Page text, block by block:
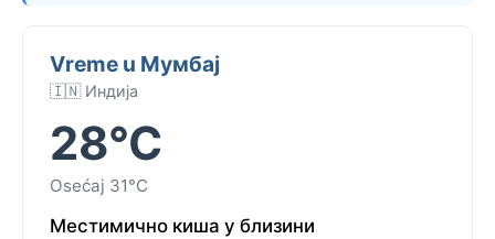
Vreme u Мумбај
🇮🇳 Индија
28°C
Osećaj 31°C
Местимично киша у близини